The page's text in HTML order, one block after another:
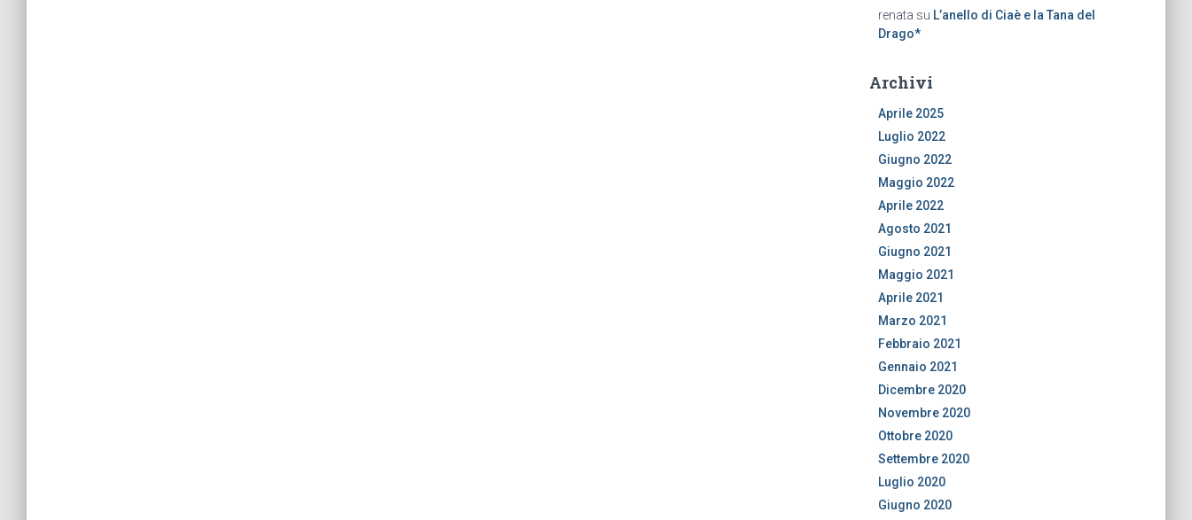
renata su L’anello di Ciaè e la Tana del
Drago*
Archivi
Aprile 2025
Luglio 2022
Giugno 2022
Maggio 2022
Aprile 2022
Agosto 2021
Giugno 2021
Maggio 2021
Aprile 2021
Marzo 2021
Febbraio 2021
Gennaio 2021
Dicembre 2020
Novembre 2020
Ottobre 2020
Settembre 2020
Luglio 2020
Giugno 2020